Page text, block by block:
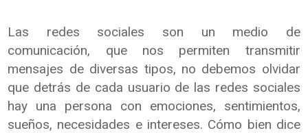
Las redes sociales son un medio de
comunicación, que nos permiten transmitir
mensajes de diversas tipos, no debemos olvidar
que detrás de cada usuario de las redes sociales
hay una persona con emociones, sentimientos,
sueños, necesidades e intereses. Cómo bien dice